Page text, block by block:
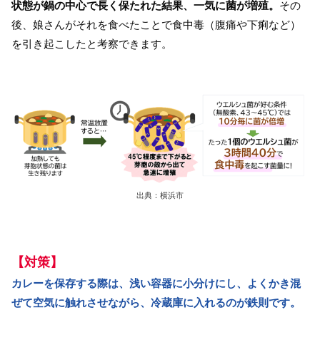
状態が鍋の中心で長く保たれた結果、一気に菌が増殖。 その
後、娘さんがそれを食べたことで食中毒（腹痛や下痢など）
を引き起こしたと考察できます。
出典：横浜市
【対策】
カレーを保存する際は、浅い容器に小分けにし、よくかき混
ぜて空気に触れさせながら、冷蔵庫に入れるのが鉄則です。